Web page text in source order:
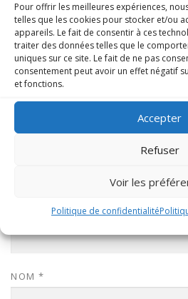
Pour offrir les meilleures expériences,
telles que les cookies pour stocker et/ou
appareils. Le fait de consentir à ces
traiter des données telles que le
uniques sur ce site. Le fait de ne pas
consentement peut avoir un effet négatif
et fonctions.
Accepter
Refuser
Voir les
Politique de confidentialité
LAISSER UN
COMMENTAIRE*
NOM *